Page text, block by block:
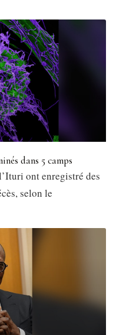
dans 5 camps
ont enregistré des
selon le